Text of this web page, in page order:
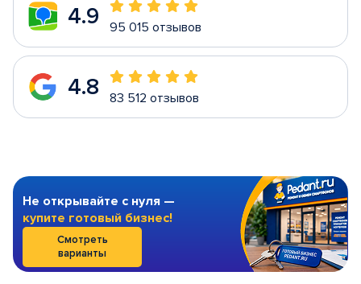
4.9 95 015 отзывов
4.8 83 512 отзывов
Не открывайте с нуля —
купите готовый бизнес!
Смотреть
варианты